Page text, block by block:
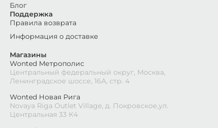
Магазины
Wonted Метрополис
Центральный федеральный округ, Москва,
Ленинградское шоссе, 16А, стр. 4
Wonted Новая Рига
Novaya Riga Outlet Village, д. Покровское,ул.
Центральная 33 К4
Блог
Поддержка
Правила возврата
Информация о доставке